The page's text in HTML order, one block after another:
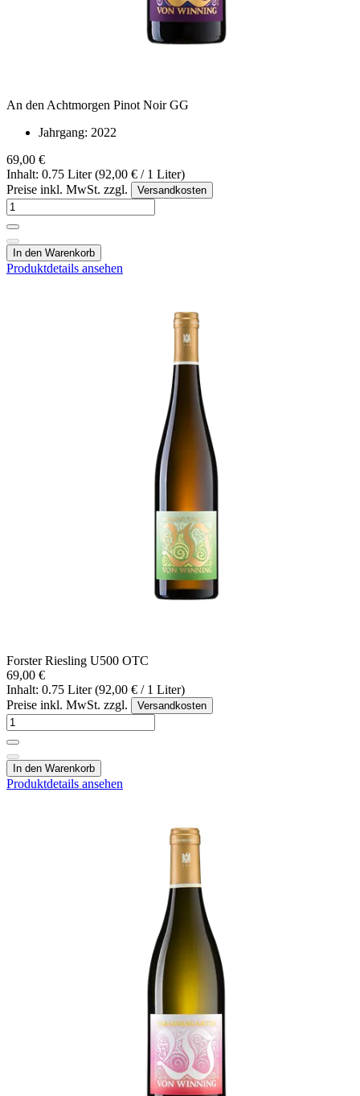
An den Achtmorgen Pinot Noir GG
Jahrgang: 2022
69,00 €
Inhalt: 0.75 Liter (92,00 € / 1 Liter)
Preise inkl. MwSt. zzgl.
Versandkosten
In den Warenkorb
Produktdetails ansehen
Forster Riesling U500 OTC
69,00 €
Inhalt: 0.75 Liter (92,00 € / 1 Liter)
Preise inkl. MwSt. zzgl.
Versandkosten
In den Warenkorb
Produktdetails ansehen